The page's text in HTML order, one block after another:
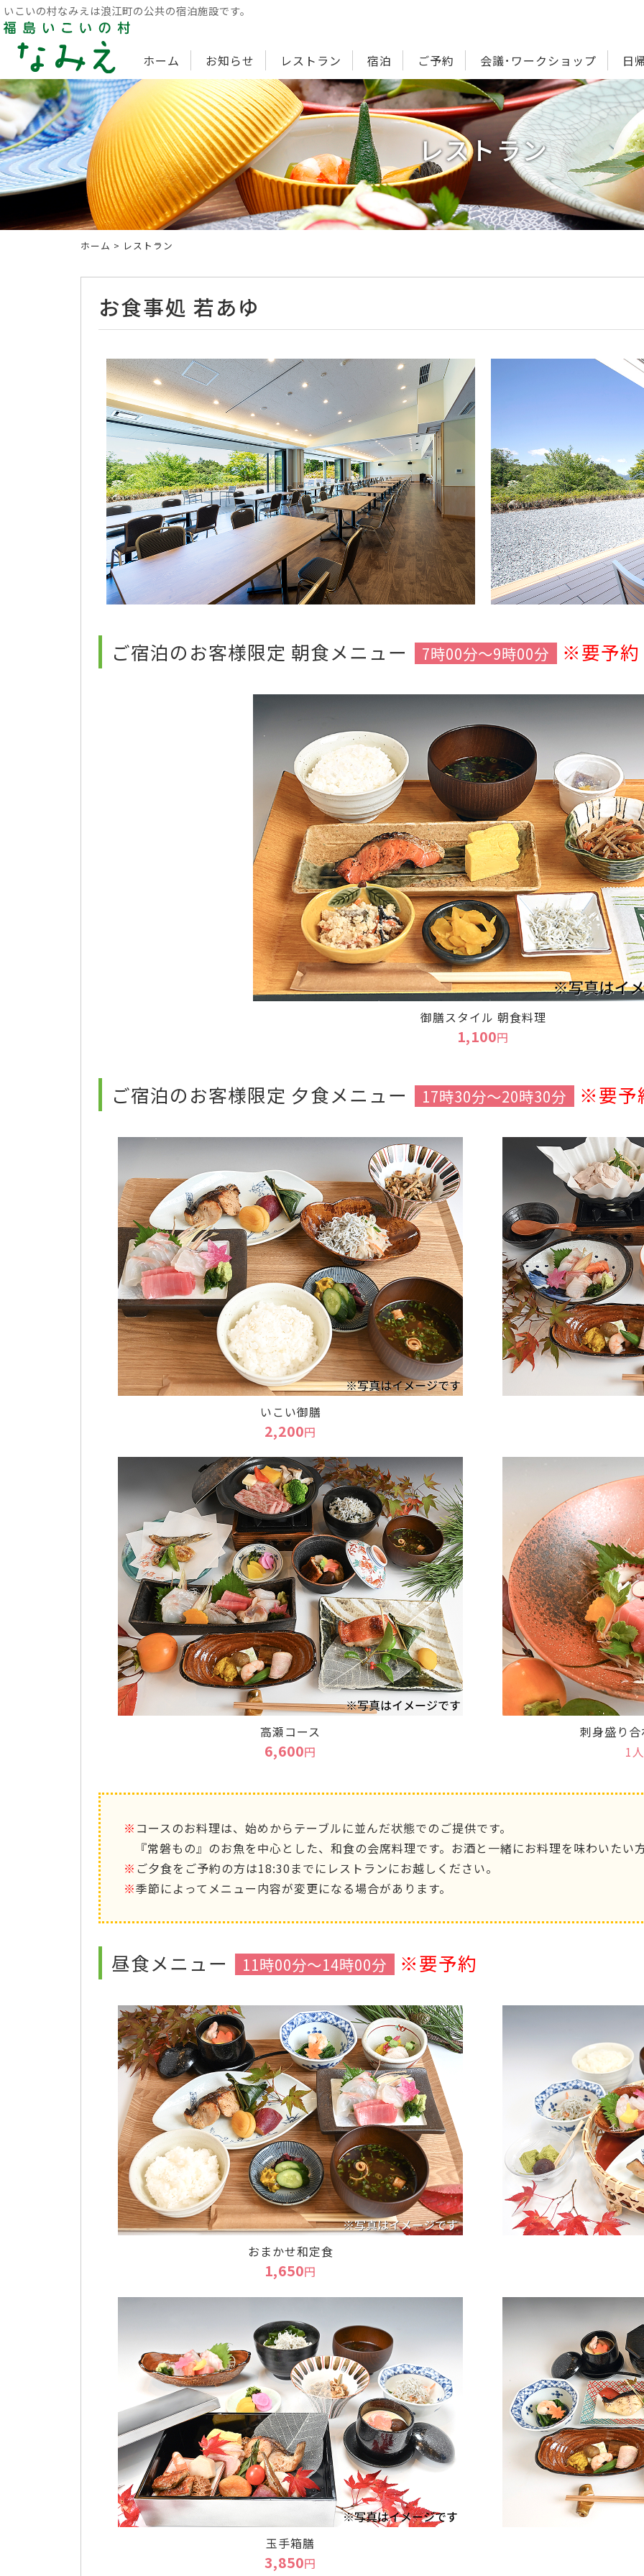
いこいの村なみえは浪江町の公共の宿泊施設です。
ホーム お知らせ レストラン 宿泊 ご予約 会議･ワークショップ 日
レストラン
ホーム > レストラン
お食事処 若あゆ
ご宿泊のお客様限定 朝食メニュー 7時00分～9時00分 ※要予約
御膳スタイル 朝食料理
1,100円
ご宿泊のお客様限定 夕食メニュー 17時30分～20時30分 ※要予
いこい御膳
2,200円
高瀬コース
6,600円
刺身盛り
1
※ コースのお料理は、始めからテーブルに並んだ状態でのご提供です。
『常磐もの』のお魚を中心とした、和食の会席料理です。お酒と一緒にお料理を味わいたい
※ ご夕食をご予約の方は18:30までにレストランにお越しください。
※季節によってメニュー内容が変更になる場合があります。
昼食メニュー 11時00分～14時00分 ※要予約
おまかせ和定食
1,650円
玉手箱膳
3,850円